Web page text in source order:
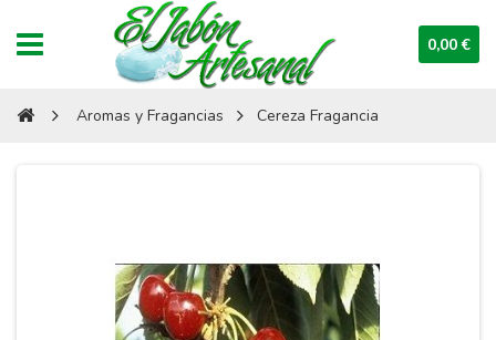
0,00 €
Aromas y Fragancias Cereza Fragancia